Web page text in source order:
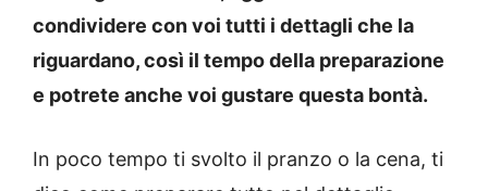
condividere con voi tutti i dettagli che la
riguardano, così il tempo della preparazione
e potrete anche voi gustare questa bontà.
In poco tempo ti svolto il pranzo o la cena, ti